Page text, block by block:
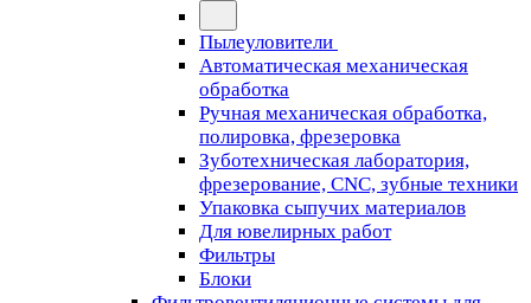
Пылеуловители
Автоматическая механическая
обработка
Ручная механическая обработка,
полировка, фрезеровка
Зуботехническая лаборатория,
фрезерование, CNC, зубные техники
Упаковка сыпучих материалов
Для ювелирных работ
Фильтры
Блоки